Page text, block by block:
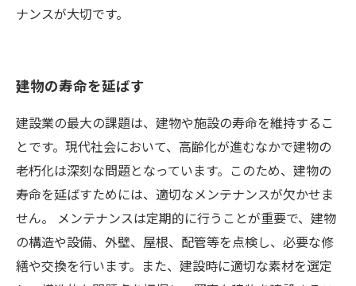
ナンスが大切です。
建物の寿命を延ばす
建設業の最大の課題は、建物や施設の寿命を維持するこ
とです。現代社会において、高齢化が進むなかで建物の
老朽化は深刻な問題となっています。このため、建物の
寿命を延ばすためには、適切なメンテナンスが欠かせま
せん。 メンテナンスは定期的に行うことが重要で、建物
の構造や設備、外壁、屋根、配管等を点検し、必要な修
繕や交換を行います。また、建設時に適切な素材を選定